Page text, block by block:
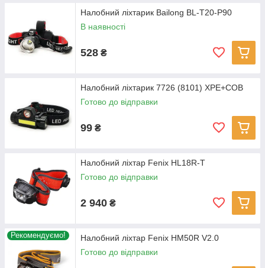
Налобний ліхтарик Bailong BL-T20-P90
В наявності
528 ₴
Налобний ліхтарик 7726 (8101) XPE+COB
Готово до відправки
99 ₴
Налобний ліхтар Fenix HL18R-T
Готово до відправки
2 940 ₴
Рекомендуємо!
Налобний ліхтар Fenix HM50R V2.0
Готово до відправки